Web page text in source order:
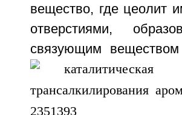
вещество, где цеолит
отверстиями,
связующим веществом